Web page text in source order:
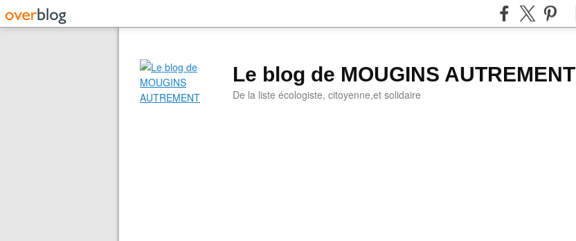
Le blog de MOUGINS AUTREMENT
De la liste écologiste, citoyenne,et solidaire